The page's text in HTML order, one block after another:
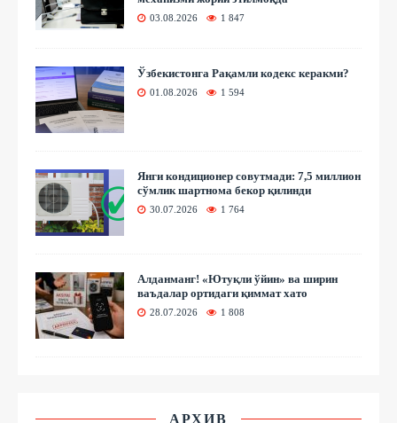
03.08.2026 1 847
Ўзбекистонга Рақамли кодекс керакми?
01.08.2026 1 594
Янги кондиционер совутмади: 7,5 миллион
сўмлик шартнома бекор қилинди
30.07.2026 1 764
Алданманг! «Ютуқли ўйин» ва ширин
ваъдалар ортидаги қиммат хато
28.07.2026 1 808
АРХИВ